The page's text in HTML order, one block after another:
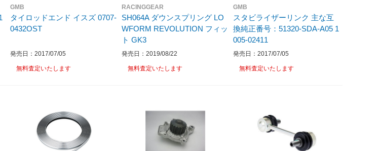
GMB
タイロッドエンド イスズ 0707-
0432OST
発売日：2017/07/05
無料査定いたします
RACINGGEAR
SH064A ダウンスプリング LO
WFORM REVOLUTION フィッ
ト GK3
発売日：2019/08/22
無料査定いたします
GMB
スタビライザーリンク 主な互
換純正番号：51320-SDA-A05 1
005-02411
発売日：2017/07/05
無料査定いたします